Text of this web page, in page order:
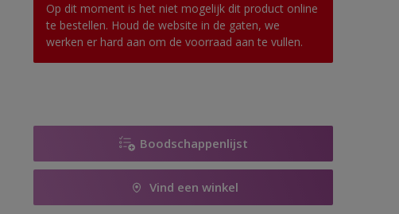
Op dit moment is het niet mogelijk dit product online
te bestellen. Houd de website in de gaten, we
werken er hard aan om de voorraad aan te vullen.
Boodschappenlijst
Vind een winkel